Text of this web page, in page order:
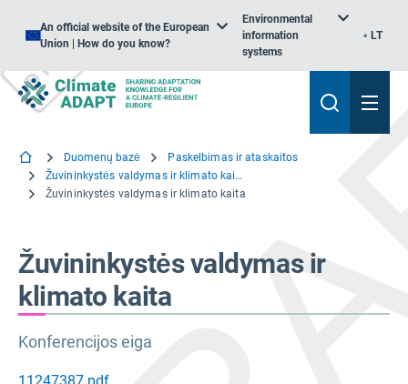
An official website of the European
Union | How do you know?
Environmental
information
systems
LT
Duomenų bazė
Paskelbimas ir ataskaitos
Žuvininkystės valdymas ir klimato kaita šiaurės rytų Atlante ir Baltijos jūroje
Žuvininkystės valdymas ir klimato kaita
Žuvininkystės valdymas ir
klimato kaita
Konferencijos eiga